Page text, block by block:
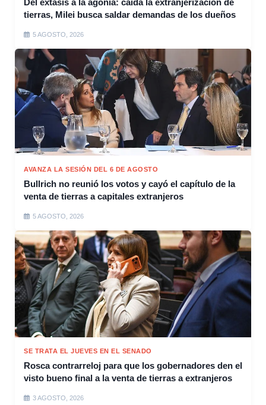
Del éxtasis a la agonía: caída la extranjerización de
tierras, Milei busca saldar demandas de los dueños
5 AGOSTO, 2026
AVANZA LA SESIÓN DEL 6 DE AGOSTO
Bullrich no reunió los votos y cayó el capítulo de la
venta de tierras a capitales extranjeros
5 AGOSTO, 2026
SE TRATA EL JUEVES EN EL SENADO
Rosca contrarreloj para que los gobernadores den el
visto bueno final a la venta de tierras a extranjeros
3 AGOSTO, 2026